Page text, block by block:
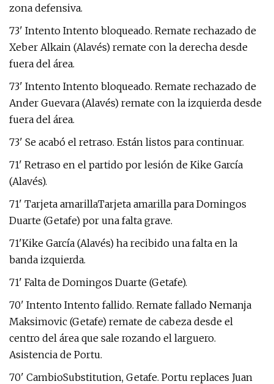
zona defensiva.
73' Intento Intento bloqueado. Remate rechazado de
Xeber Alkain (Alavés) remate con la derecha desde
fuera del área.
73' Intento Intento bloqueado. Remate rechazado de
Ander Guevara (Alavés) remate con la izquierda desde
fuera del área.
73' Se acabó el retraso. Están listos para continuar.
71' Retraso en el partido por lesión de Kike García
(Alavés).
71' Tarjeta amarillaTarjeta amarilla para Domingos
Duarte (Getafe) por una falta grave.
71'Kike García (Alavés) ha recibido una falta en la
banda izquierda.
71' Falta de Domingos Duarte (Getafe).
70' Intento Intento fallido. Remate fallado Nemanja
Maksimovic (Getafe) remate de cabeza desde el
centro del área que sale rozando el larguero.
Asistencia de Portu.
70' CambioSubstitution, Getafe. Portu replaces Juan